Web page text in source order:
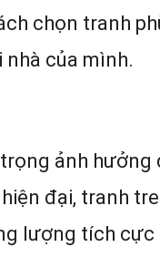
chọn tranh
của mình.
ảnh hưởng
đại, tranh
lượng tích cực